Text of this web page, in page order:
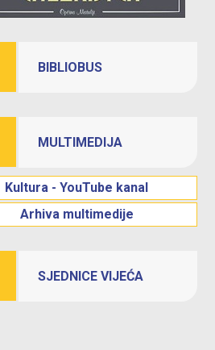
BIBLIOBUS
MULTIMEDIJA
Kultura - YouTube kanal
Arhiva multimedije
SJEDNICE VIJEĆA